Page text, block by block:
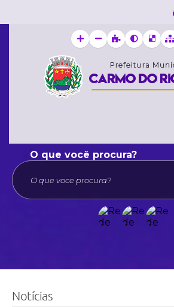
O que voce procura?
Notícias